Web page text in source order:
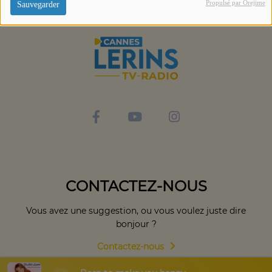
Sauvegarder Propulsé par Orejime
CONTACTEZ-NOUS
Vous avez une suggestion, ou vous voulez juste dire
bonjour ?
Contactez-nous